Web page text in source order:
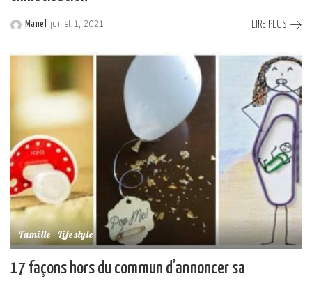
Posted
Manel juillet 1, 2021 LIRE PLUS
Famille Lifestyle
17 façons hors du commun d’annoncer sa